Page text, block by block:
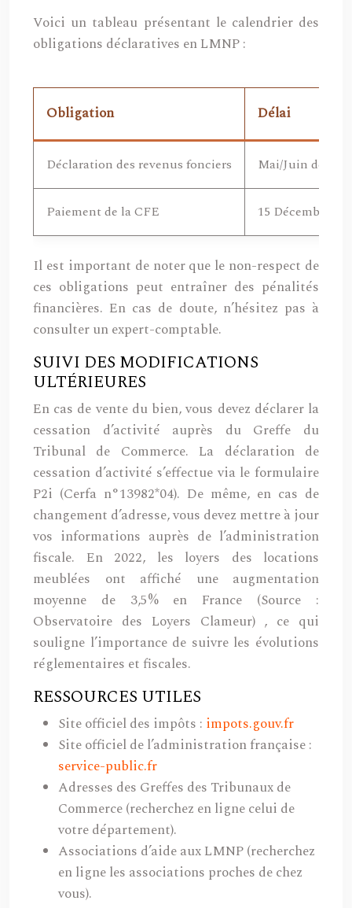
Voici un tableau présentant le calendrier des
obligations déclaratives en LMNP :
Obligation Délai
Déclaration des revenus fonciers Mai/Juin de
Paiement de la CFE 15 Décembre
Il est important de noter que le non-respect de
ces obligations peut entraîner des pénalités
financières. En cas de doute, n’hésitez pas à
consulter un expert-comptable.
SUIVI DES MODIFICATIONS
ULTÉRIEURES
En cas de vente du bien, vous devez déclarer la
cessation d’activité auprès du Greffe du
Tribunal de Commerce. La déclaration de
cessation d’activité s’effectue via le formulaire
P2i (Cerfa n°13982*04). De même, en cas de
changement d’adresse, vous devez mettre à jour
vos informations auprès de l’administration
fiscale. En 2022, les loyers des locations
meublées ont affiché une augmentation
moyenne de 3,5% en France (Source :
Observatoire des Loyers Clameur) , ce qui
souligne l’importance de suivre les évolutions
réglementaires et fiscales.
RESSOURCES UTILES
Site officiel des impôts : impots.gouv.fr
Site officiel de l’administration française :
service-public.fr
Adresses des Greffes des Tribunaux de
Commerce (recherchez en ligne celui de
votre département).
Associations d’aide aux LMNP (recherchez
en ligne les associations proches de chez
vous).